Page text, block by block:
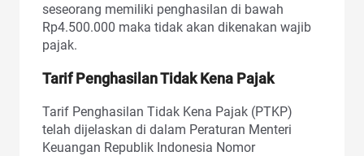
seseorang memiliki penghasilan di bawah
Rp4.500.000 maka tidak akan dikenakan wajib
pajak.
Tarif Penghasilan Tidak Kena Pajak
Tarif Penghasilan Tidak Kena Pajak (PTKP)
telah dijelaskan di dalam Peraturan Menteri
Keuangan Republik Indonesia Nomor